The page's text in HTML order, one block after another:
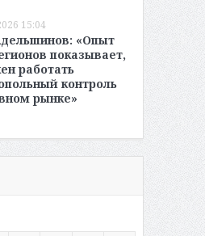
15:04
«Опыт
показывает,
работать
контроль
рынке»